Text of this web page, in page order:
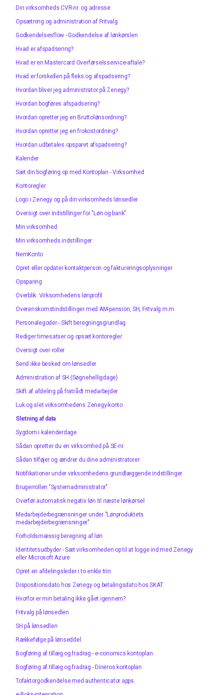
Din virksomheds CVR-nr. og adresse
Opsætning og administration af Fritvalg
Godkendelsesflow - Godkendelse af lønkørslen
Hvad er afspadsering?
Hvad er en Mastercard Overførselsservice-aftale?
Hvad er forskellen på fleks og afspadsering?
Hvordan bliver jeg administrator på Zenegy?
Hvordan bogføres afspadsering?
Hvordan opretter jeg en Bruttolønsordning?
Hvordan opretter jeg en frokostordning?
Hvordan udbetales opsparet afspadsering?
Kalender
Sæt din bogføring op med Kontoplan - Virksomhed
Kontoregler
Logo i Zenegy og på din virksomheds lønsedler
Oversigt over indstillinger for "Løn og bank"
Min virksomhed
Min virksomheds indstillinger
NemKonto
Opret eller opdater kontaktperson og faktureringsoplysninger
Opsparing
Overblik: Virksomhedens lønprofil
Overenskomstindstillinger med AM-pension, SH, Fritvalg m.m.
Personalegoder - Skift beregningsgrundlag
Rediger timesatser og opsæt kontoregler
Oversigt over roller
Send ikke besked om lønsedler
Administration af SH (Søgnehelligdage)
Skift af afdeling på fratrådt medarbejder
Luk og slet virksomhedens Zenegy-konto
Sletning af data
Sygdom i kalenderdage
Sådan opretter du en virksomhed på SE-nr.
Sådan tilføjer og ændrer du dine administratorer
Notifikationer under virksomhedens grundlæggende indstillinger
Brugerrollen "Systemadministrator"
Overfør automatisk negativ løn til næste lønkørsel
Medarbejderbegrænsninger under "Lønproduktets
medarbejderbegrænsninger"
Forholdsmæssig beregning af løn
Identitetsudbyder - Sæt virksomheden op til at logge ind med Zenegy
eller Microsoft Azure
Opret en afdelingsleder i to enkle trin
Dispositionsdato hos Zenegy og betalingsdato hos SKAT
Hvorfor er min betaling ikke gået igennem?
Fritvalg på lønsedlen
SH på lønsedlen
Rækkefølge på lønseddel
Bogføring af tillæg og fradrag - e-conomics kontoplan
Bogføring af tillæg og fradrag - Dineros kontoplan
Tofaktorgodkendelse med authenticator apps